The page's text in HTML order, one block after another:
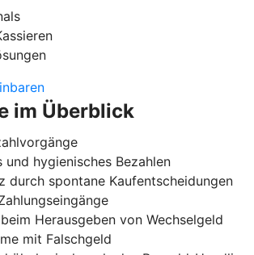
im Überblick
und hygienisches Bezahlen
durch spontane Kaufentscheidungen
Herausgeben von Wechselgeld
mit Falschgeld